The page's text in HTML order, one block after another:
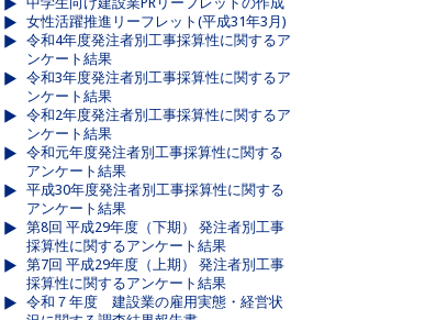
女性活躍推進リーフレット(平成31年3月)
令和4年度発注者別工事採算性に関するア
ンケート結果
令和3年度発注者別工事採算性に関するア
ンケート結果
令和2年度発注者別工事採算性に関するア
ンケート結果
令和元年度発注者別工事採算性に関する
アンケート結果
平成30年度発注者別工事採算性に関する
アンケート結果
第8回 平成29年度（下期） 発注者別工事
採算性に関するアンケート結果
第7回 平成29年度（上期） 発注者別工事
採算性に関するアンケート結果
令和７年度 建設業の雇用実態・経営状